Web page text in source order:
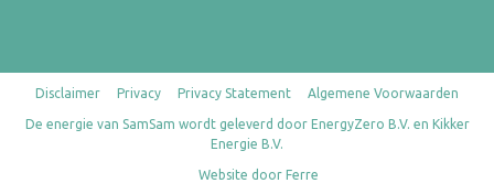
Disclaimer Privacy Privacy Statement Algemene Voorwaarden
De energie van SamSam wordt geleverd door EnergyZero B.V. en Kikker
Energie B.V.
Website door Ferre